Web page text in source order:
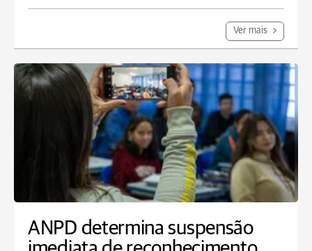
Ver mais
ANPD determina suspensão